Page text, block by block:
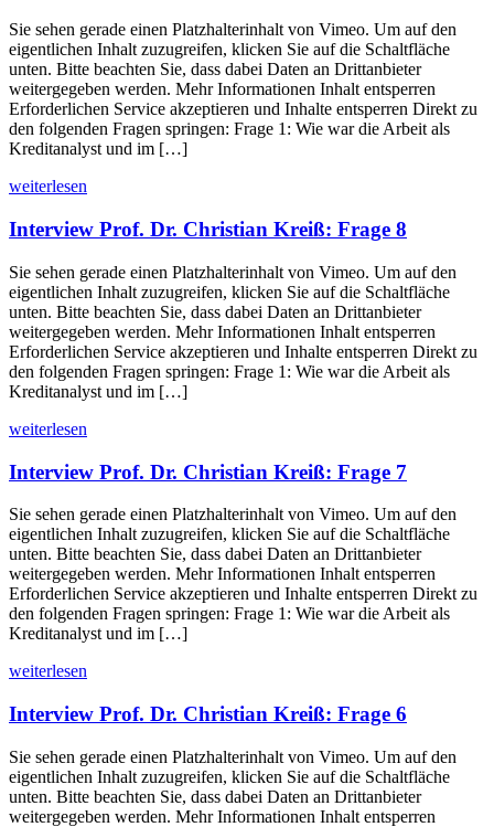
Sie sehen gerade einen Platzhalterinhalt von Vimeo. Um auf den
eigentlichen Inhalt zuzugreifen, klicken Sie auf die Schaltfläche
unten. Bitte beachten Sie, dass dabei Daten an Drittanbieter
weitergegeben werden. Mehr Informationen Inhalt entsperren
Erforderlichen Service akzeptieren und Inhalte entsperren Direkt zu
den folgenden Fragen springen: Frage 1: Wie war die Arbeit als
Kreditanalyst und im […]
weiterlesen
Interview Prof. Dr. Christian Kreiß: Frage 8
Sie sehen gerade einen Platzhalterinhalt von Vimeo. Um auf den
eigentlichen Inhalt zuzugreifen, klicken Sie auf die Schaltfläche
unten. Bitte beachten Sie, dass dabei Daten an Drittanbieter
weitergegeben werden. Mehr Informationen Inhalt entsperren
Erforderlichen Service akzeptieren und Inhalte entsperren Direkt zu
den folgenden Fragen springen: Frage 1: Wie war die Arbeit als
Kreditanalyst und im […]
weiterlesen
Interview Prof. Dr. Christian Kreiß: Frage 7
Sie sehen gerade einen Platzhalterinhalt von Vimeo. Um auf den
eigentlichen Inhalt zuzugreifen, klicken Sie auf die Schaltfläche
unten. Bitte beachten Sie, dass dabei Daten an Drittanbieter
weitergegeben werden. Mehr Informationen Inhalt entsperren
Erforderlichen Service akzeptieren und Inhalte entsperren Direkt zu
den folgenden Fragen springen: Frage 1: Wie war die Arbeit als
Kreditanalyst und im […]
weiterlesen
Interview Prof. Dr. Christian Kreiß: Frage 6
Sie sehen gerade einen Platzhalterinhalt von Vimeo. Um auf den
eigentlichen Inhalt zuzugreifen, klicken Sie auf die Schaltfläche
unten. Bitte beachten Sie, dass dabei Daten an Drittanbieter
weitergegeben werden. Mehr Informationen Inhalt entsperren